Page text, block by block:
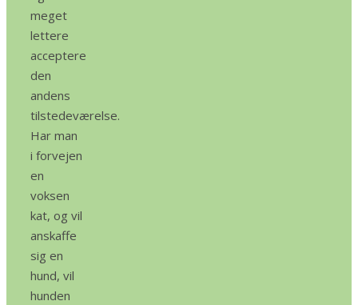
meget
lettere
acceptere
den
andens
tilstedeværelse.
Har man
i forvejen
en
voksen
kat, og vil
anskaffe
sig en
hund, vil
hunden